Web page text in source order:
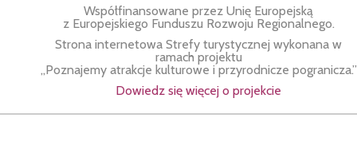
Współfinansowane przez Unię Europejską
z Europejskiego Funduszu Rozwoju Regionalnego.
Strona internetowa Strefy turystycznej wykonana w
ramach projektu
„Poznajemy atrakcje kulturowe i przyrodnicze pogranicza.”
Dowiedz się więcej o projekcie